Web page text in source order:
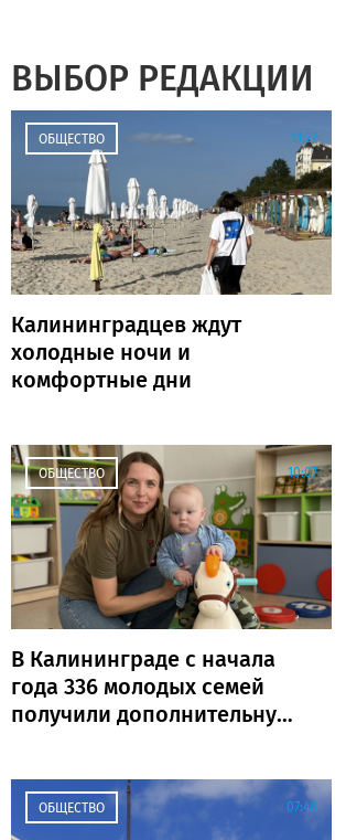
ВЫБОР РЕДАКЦИИ
ОБЩЕСТВО 11:27
Калининградцев ждут
холодные ночи и
комфортные дни
ОБЩЕСТВО 10:07
В Калининграде с начала
года 336 молодых семей
получили дополнительную
ОБЩЕСТВО 07:48